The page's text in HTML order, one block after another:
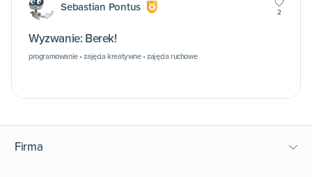
Sebastian Pontus 2
Wyzwanie: Berek!
programowanie • zajęcia kreatywne • zajęcia ruchowe
Firma